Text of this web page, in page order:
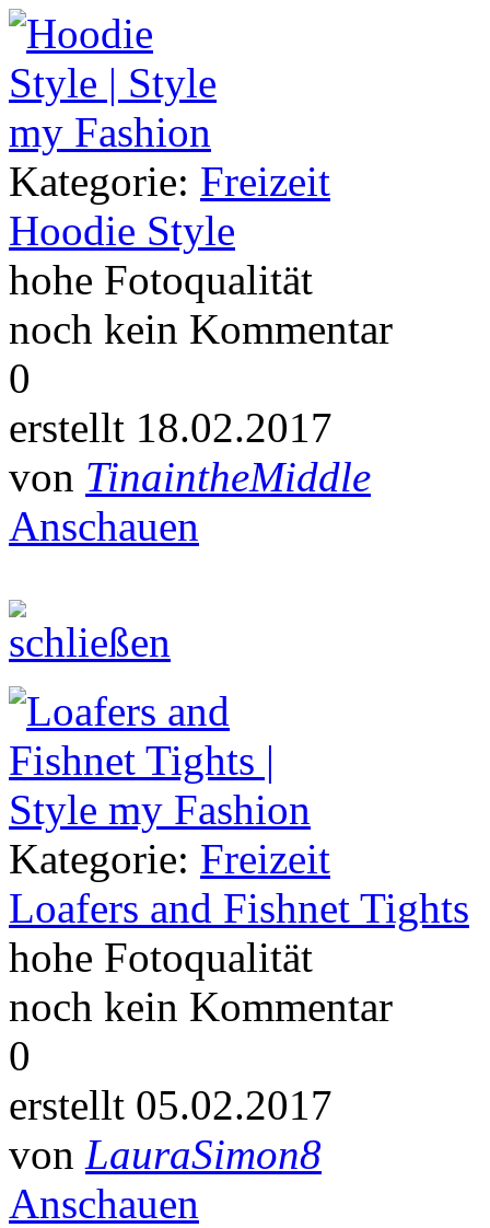
Kategorie: Freizeit
Hoodie Style
hohe Fotoqualität
noch kein Kommentar
0
erstellt 18.02.2017
von TinaintheMiddle
Anschauen
Kategorie: Freizeit
Loafers and Fishnet Tights
hohe Fotoqualität
noch kein Kommentar
0
erstellt 05.02.2017
von LauraSimon8
Anschauen